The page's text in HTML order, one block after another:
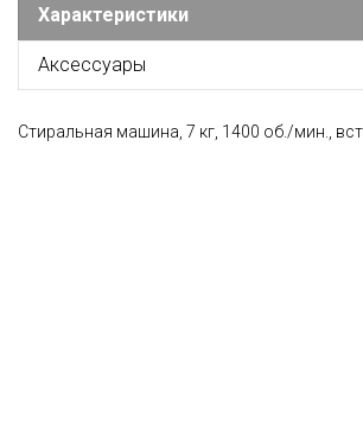
Характеристики
Аксессуары
Стиральная машина, 7 кг, 1400 об./мин.,